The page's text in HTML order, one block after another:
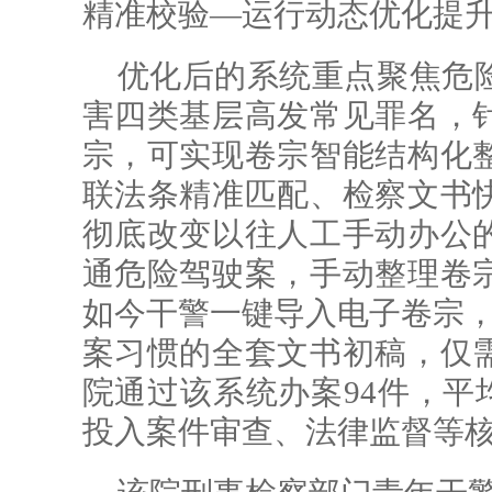
精准校验—运行动态优化提
优化后的系统重点聚焦危
害四类基层高发常见罪名，
宗，可实现卷宗智能结构化
联法条精准匹配、检察文书
彻底改变以往人工手动办公
通危险驾驶案，手动整理卷
如今干警一键导入电子卷宗
案习惯的全套文书初稿，仅
院通过该系统办案94件，
投入案件审查、法律监督等